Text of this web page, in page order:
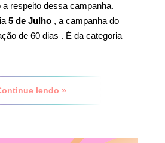
respeito dessa campanha.
5 de Julho , a campanha do
de 60 dias . É da categoria
lendo »